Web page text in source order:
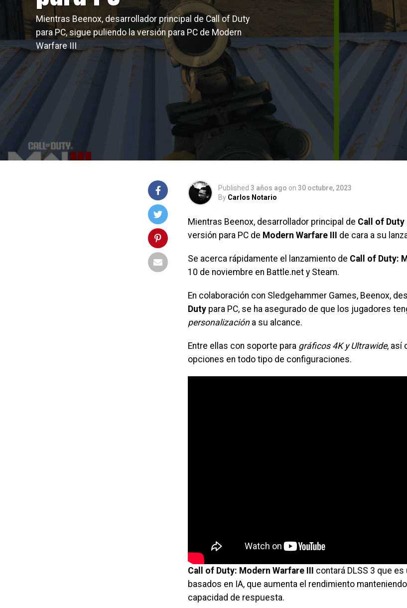
Mientras Beenox, desarrollador principal de Call of Duty
para PC, sigue puliendo la versión para PC de Modern
Warfare III
Published 3 años ago on 30 octubre, 2023
By Carlos Notario
Mientras Beenox, desarrollador principal de Call of Duty
versión para PC de Modern Warfare III de cara a su
Se acerca rápidamente el lanzamiento de Call of Duty:
10 de noviembre en Battle.net y Steam.
En colaboración con Sledgehammer Games, Beenox,
Duty para PC, se ha asegurado de que los jugadores
personalizacióna su alcance.
Entre ellas con soporte para gráficos 4K y Ultrawide, así
opciones en todo tipo de configuraciones.
Call of Duty: Modern Warfare III contará DLSS 3 que
basados en IA, que aumenta el rendimiento
capacidad de respuesta.